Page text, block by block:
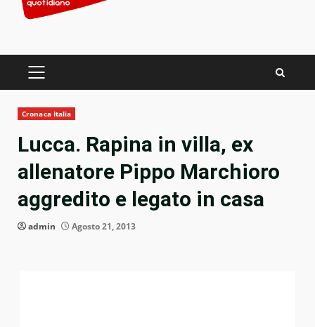
PRIMARY
Cronaca Italia
Lucca. Rapina in villa, ex
allenatore Pippo Marchioro
aggredito e legato in casa
admin Agosto 21, 2013